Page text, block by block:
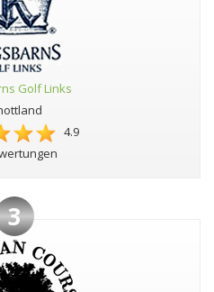
Golf Links
4.9
3